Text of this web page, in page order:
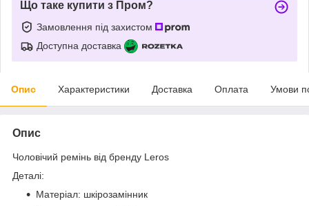
Що таке купити з Пром?
Замовлення під захистом
Доступна доставка
Опис Характеристики Доставка Оплата Умови
Опис
Чоловічий ремінь від бренду Leros
Деталі:
Матеріал: шкірозамінник